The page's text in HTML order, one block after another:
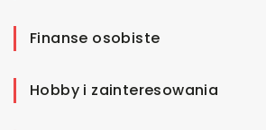
Finanse osobiste
Hobby i zainteresowania